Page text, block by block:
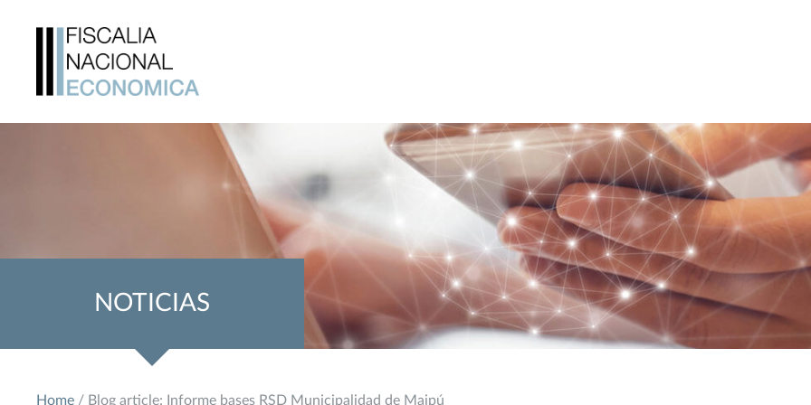
NOTICIAS
Home / Blog article: Informe bases RSD Municipalidad de Maipú